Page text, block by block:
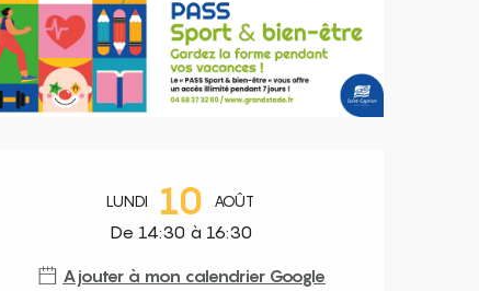
Ouverture et coordonnées
LUNDI 10 AOÛT
De 14:30 à 16:30
Ajouter à mon calendrier Google